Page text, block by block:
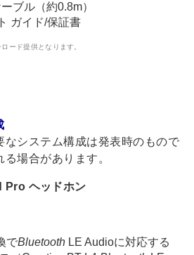
ブル（約0.8m）
ガイド/保証書
ード提供となります。
なシステム構成は発表時のもので
場合があります。
ヘッドホン
でBluetooth LE Audioに対応する